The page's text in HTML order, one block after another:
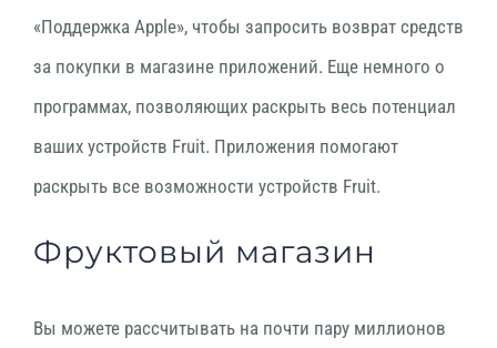
«Поддержка Apple», чтобы запросить возврат средств
за покупки в магазине приложений. Еще немного о
программах, позволяющих раскрыть весь потенциал
ваших устройств Fruit. Приложения помогают
раскрыть все возможности устройств Fruit.
Фруктовый магазин
Вы можете рассчитывать на почти пару миллионов